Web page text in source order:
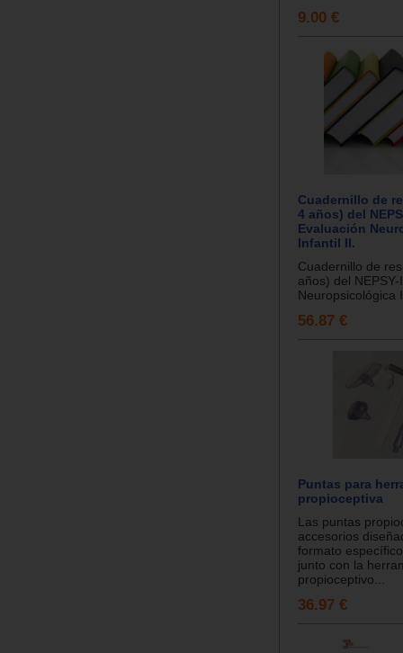
9.00 €
Cuadernillo de
4 años) del
Evaluación
Infantil II.
Cuadernillo de
años) del
Neuropsicológica
56.87 €
Puntas para
propioceptiva
Las puntas
accesorios
formato
junto con la
propioceptivo...
36.97 €